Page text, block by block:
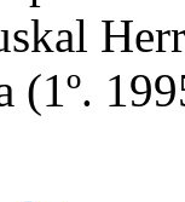
(1º.